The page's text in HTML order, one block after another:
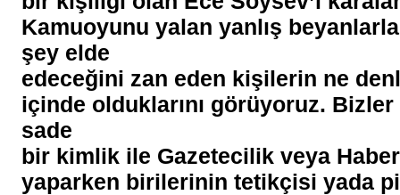
Kamuoyunu yalan yanlış
şey elde
edeceğini zan eden kişilerin ne
içinde olduklarını görüyoruz.
sade
bir kimlik ile Gazetecilik veya
yaparken birilerinin tetikçisi yada